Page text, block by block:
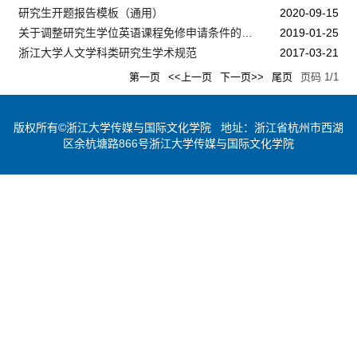
研究生开题报告模板（通用）
2020-09-15
2019-01-25
浙江大学人文学科类研究生学术规范
2017-03-21
第一页 <<上一页 下一页>> 尾页 页码 1/1
版权所有©浙江大学传媒与国际文化学院 地址：浙江省杭州市西湖
区余杭塘路866号浙江大学传媒与国际文化学院